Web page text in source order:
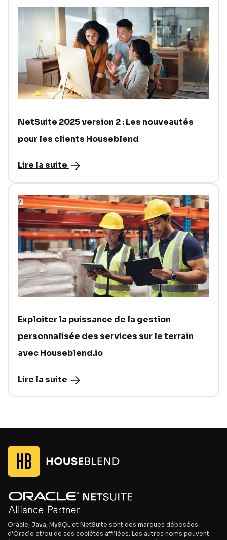
NetSuite 2025 version 2 : Les nouveautés
pour les clients Houseblend
Lire la suite
Exploiter la puissance de la gestion
personnalisée des services sur le terrain
avec Houseblend.io
Lire la suite
Oracle, Java, MySQL et NetSuite sont des marques déposées
d’Oracle et/ou de ses sociétés affiliées. Les autres noms peuvent